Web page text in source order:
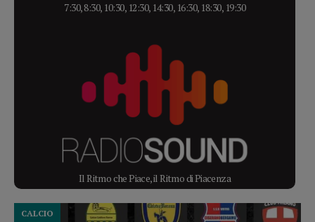
7:30, 8:30, 10:30, 12:30, 14:30, 16:30, 18:30, 19:30
Il Ritmo che Piace, il Ritmo di Piacenza
CALCIO